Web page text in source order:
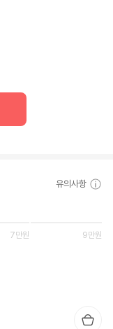
유의사항
7만원 9만원